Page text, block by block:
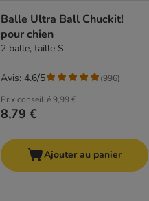
Balle Ultra Ball Chuckit!
pour chien
2 balle, taille S
Prix conseillé9,99 €
8,79 €
Avis: 4.6/5 (996)
Ajouter au panier